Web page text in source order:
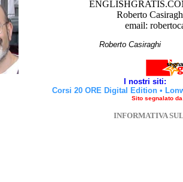
Roberto
email:
Roberto
I nostri siti:
Corsi 20 ORE Digital Edition •
Sito segnalato
INFORMATIVA